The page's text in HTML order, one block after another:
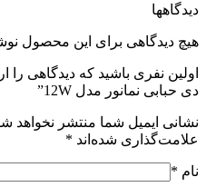
دیدگاهها
هیچ دیدگاهی برای این محصول
اولین نفری باشید که دیدگاهی
دی حبابی نمانور مدل 12W”
نشانی ایمیل شما منتشر نخواهد
علامت‌گذاری شده‌اند *
نام *